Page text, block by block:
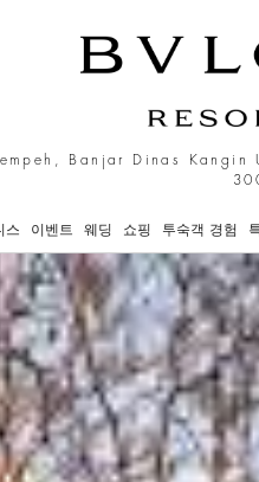
Banjar Dinas
스 이벤트 웨딩 쇼핑 투숙객 경험